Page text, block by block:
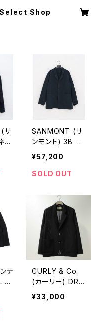
Shop
サ
ン
ト
SANMONT (サ
ンモント) 3B ジ
ャケット
¥57,200
SOLD OUT
テ
C
V
P
CURLY & Co.
(カーリー) DRY
MESH JACKET
(BLACK) 香川
¥33,000